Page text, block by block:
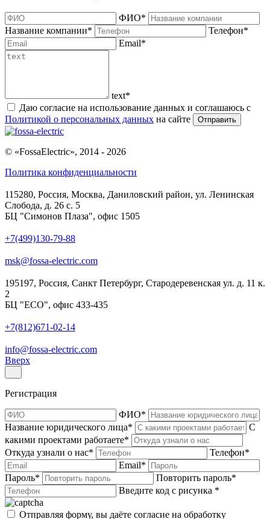
ФИО*
Название компании* Телефон*
Email*
text*
Даю согласие на использование данных и соглашаюсь с
Политикой о персональных данных на сайте Отправить
© «FossaElectric», 2014 - 2026
Политика конфиденциальности
115280, Россия, Москва, Даниловский район, ул. Ленинская
Слобода, д. 26 с. 5
БЦ "Симонов Плаза", офис 1505
+7(499)130-79-88
msk@fossa-electric.com
195197, Россия, Санкт Петербург, Стародеревенская ул. д. 11 к.
2
БЦ "ECO", офис 433-435
+7(812)671-02-14
info@fossa-electric.com
Вверх
Регистрация
ФИО*
Название юридического лица*
С
какими проектами работаете*
Откуда узнали о нас* Телефон*
Email*
Пароль* Повторить пароль*
Введите код с рисунка *
Отправляя форму, вы даёте согласие на обработку